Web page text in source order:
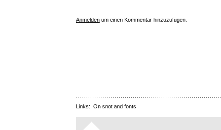
Anmelden um einen Kommentar hinzuzufügen.
Links: On snot and fonts